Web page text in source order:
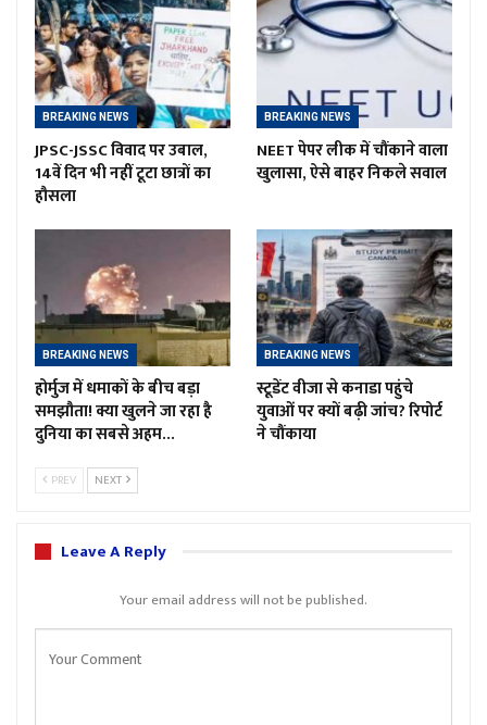
BREAKING NEWS
JPSC-JSSC विवाद पर उबाल,
14वें दिन भी नहीं टूटा छात्रों का
हौसला
BREAKING NEWS
NEET पेपर लीक में चौंकाने वाला
खुलासा, ऐसे बाहर निकले सवाल
BREAKING NEWS
होर्मुज में धमाकों के बीच बड़ा
समझौता! क्या खुलने जा रहा है
दुनिया का सबसे अहम…
BREAKING NEWS
स्टूडेंट वीजा से कनाडा पहुंचे
युवाओं पर क्यों बढ़ी जांच? रिपोर्ट
ने चौंकाया
PREV NEXT
Leave A Reply
Your email address will not be published.